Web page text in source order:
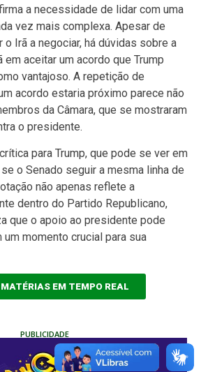
a necessidade de lidar com uma
vez mais complexa. Apesar de
Irã a negociar, há dúvidas sobre a
aceitar um acordo que Trump
vantajoso. A repetição de
acordo estaria próximo parece não
da Câmara, que se mostraram
o presidente.
para Trump, que pode se ver em
o Senado seguir a mesma linha de
não apenas reflete a
dentro do Partido Republicano,
que o apoio ao presidente pode
momento crucial para sua
EM TEMPO REAL
PUBLICIDADE